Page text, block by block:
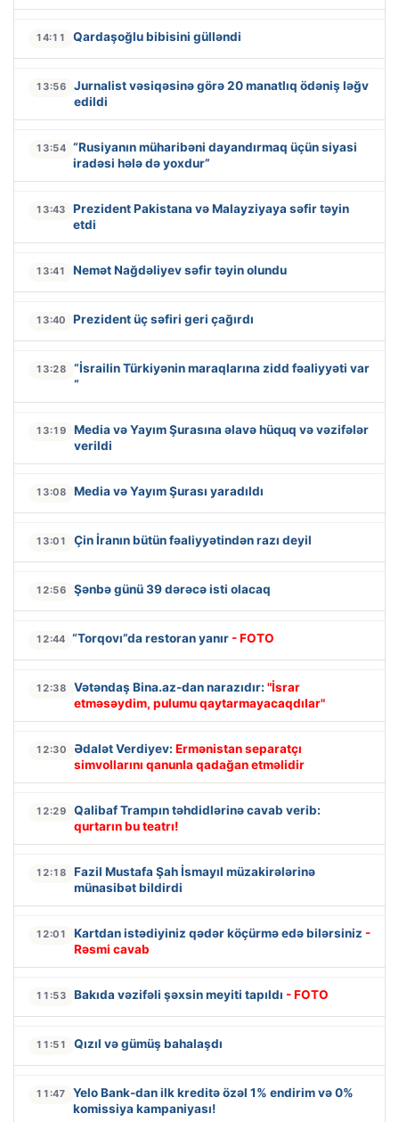
14:11 Qardaşoğlu bibisini gülləndi
13:56
Jurnalist vəsiqəsinə görə 20 manatlıq ödəniş ləğv
edildi
13:54 “Rusiyanın müharibəni dayandırmaq üçün siyasi
iradəsi hələ də yoxdur”
13:43
Prezident Pakistana və Malayziyaya səfir təyin
etdi
13:41 Nemət Nağdəliyev səfir təyin olundu
13:40 Prezident üç səfiri geri çağırdı
13:28
“İsrailin Türkiyənin maraqlarına zidd fəaliyyəti var
“
13:19
Media və Yayım Şurasına əlavə hüquq və vəzifələr
verildi
13:08 Media və Yayım Şurası yaradıldı
13:01 Çin İranın bütün fəaliyyətindən razı deyil
12:56 Şənbə günü 39 dərəcə isti olacaq
12:44 “Torqovı”da restoran yanır - FOTO
12:38 Vətəndaş Bina.az-dan narazıdır: "İsrar
etməsəydim, pulumu qaytarmayacaqdılar"
12:30 Ədalət Verdiyev: Ermənistan separatçı
simvollarını qanunla qadağan etməlidir
12:29
Qalibaf Trampın təhdidlərinə cavab verib:
qurtarın bu teatrı!
12:18
Fazil Mustafa Şah İsmayıl müzakirələrinə
münasibət bildirdi
12:01 Kartdan istədiyiniz qədər köçürmə edə bilərsiniz -
Rəsmi cavab
11:53 Bakıda vəzifəli şəxsin meyiti tapıldı - FOTO
11:51 Qızıl və gümüş bahalaşdı
11:47
Yelo Bank-dan ilk kreditə özəl 1% endirim və 0%
komissiya kampaniyası!